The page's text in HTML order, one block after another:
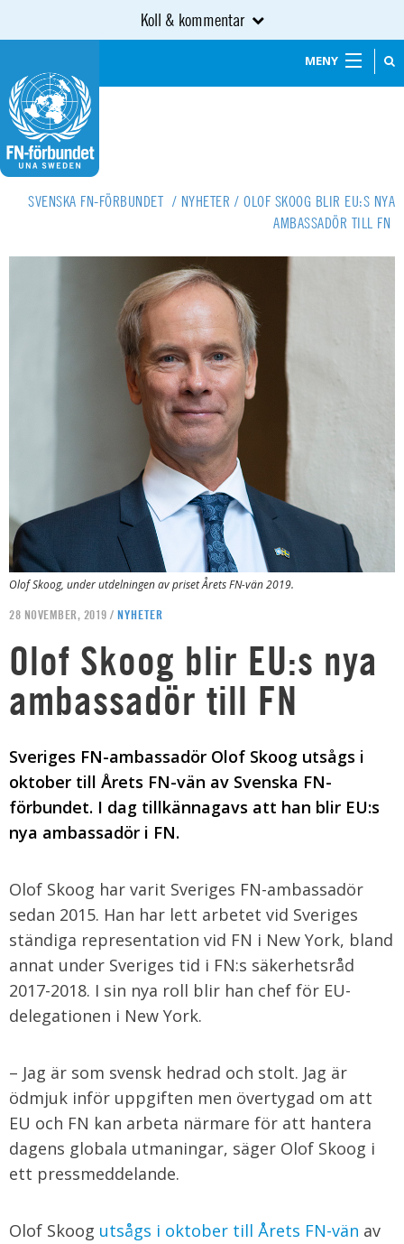
Koll & kommentar
MENY
SVENSKA FN-FÖRBUNDET / NYHETER / OLOF SKOOG BLIR EU:S NYA
AMBASSADÖR TILL FN
Olof Skoog, under utdelningen av priset Årets FN-vän 2019.
28 NOVEMBER, 2019 / NYHETER
Olof Skoog blir EU:s nya
ambassadör till FN
Sveriges FN-ambassadör Olof Skoog utsågs i
oktober till Årets FN-vän av Svenska FN-
förbundet. I dag tillkännagavs att han blir EU:s
nya ambassadör i FN.
Olof Skoog har varit Sveriges FN-ambassadör
sedan 2015. Han har lett arbetet vid Sveriges
ständiga representation vid FN i New York, bland
annat under Sveriges tid i FN:s säkerhetsråd
2017-2018. I sin nya roll blir han chef för EU-
delegationen i New York.
– Jag är som svensk hedrad och stolt. Jag är
ödmjuk inför uppgiften men övertygad om att
EU och FN kan arbeta närmare för att hantera
dagens globala utmaningar, säger Olof Skoog i
ett pressmeddelande.
Olof Skoog utsågs i oktober till Årets FN-vän av